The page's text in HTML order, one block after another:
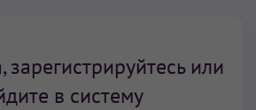
зарегистрируйтесь или
в систему